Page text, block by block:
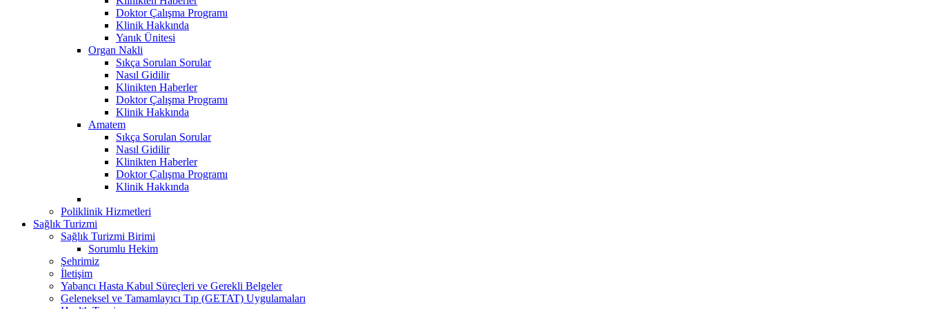
Doktor Çalışma Programı
Klinik Hakkında
Yanık Ünitesi
Organ Nakli
Sıkça Sorulan Sorular
Nasıl Gidilir
Klinikten Haberler
Doktor Çalışma Programı
Klinik Hakkında
Amatem
Sıkça Sorulan Sorular
Nasıl Gidilir
Klinikten Haberler
Doktor Çalışma Programı
Klinik Hakkında
Poliklinik Hizmetleri
Sağlık Turizmi
Sağlık Turizmi Birimi
Sorumlu Hekim
Şehrimiz
İletişim
Yabancı Hasta Kabul Süreçleri ve Gerekli Belgeler
Geleneksel ve Tamamlayıcı Tıp (GETAT) Uygulamaları